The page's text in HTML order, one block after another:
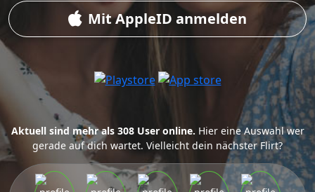
Mit AppleID anmelden
Aktuell sind mehr als 308 User online. Hier eine Auswahl wer
gerade auf dich wartet. Vielleicht dein nächster Flirt?